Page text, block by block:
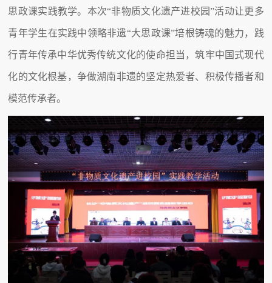
思政课实践教学。本次“非物质文化遗产进校园”活动让更多
青年学生在实践中领略非遗“大思政课”培根铸魂的魅力，践
行青年传承中华优秀传统文化的使命担当，筑牢中国式现代
化的文化根基，争做湖南非遗的坚定热爱者、积极传播者和
模范传承者。